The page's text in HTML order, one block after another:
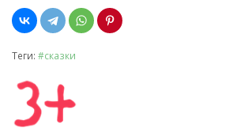
Теги: #сказки